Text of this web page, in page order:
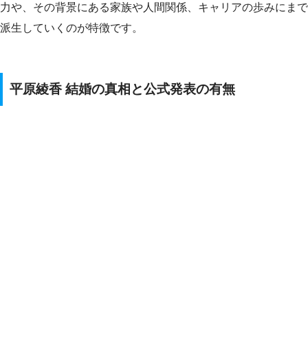
力や、その背景にある家族や人間関係、キャリアの歩みにまで
派生していくのが特徴です。
平原綾香 結婚の真相と公式発表の有無